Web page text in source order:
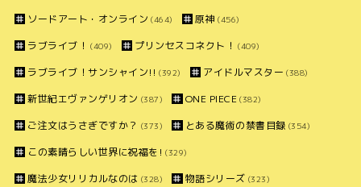
ソードアート・オンライン (464) 原神 (456)
ラブライブ！ (409) プリンセスコネクト！ (409)
ラブライブ！サンシャイン!! (392) アイドルマスター (388)
新世紀エヴァンゲリオン (387) ONE PIECE (382)
ご注文はうさぎですか？ (373) とある魔術の禁書目録 (354)
この素晴らしい世界に祝福を! (329)
魔法少女リリカルなのは (328) 物語シリーズ (323)